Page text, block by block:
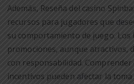
Además, Reseña del casino
recursos para jugadores que
su comportamiento de juego. Los
promociones, aunque atractivos,
con responsabilidad. Comprender
incentivos pueden afectar la toma